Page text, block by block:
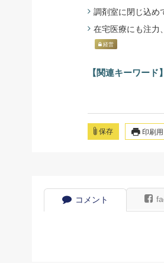
調剤室に閉じ込め
在宅医療にも注力
経営
【関連キーワード】
保存 印刷用
コメント